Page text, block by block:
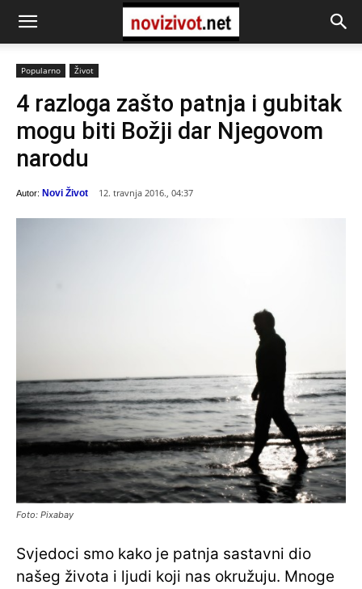
Popularno Život
4 razloga zašto patnja i gubitak
mogu biti Božji dar Njegovom
narodu
Autor: Novi Život 12. travnja 2016., 04:37
Foto: Pixabay
Svjedoci smo kako je patnja sastavni dio
našeg života i ljudi koji nas okružuju. Mnoge